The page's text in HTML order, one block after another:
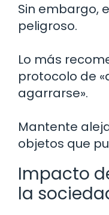
Sin embargo,
peligroso.
Lo más
protocolo de
agarrarse».
Mantente
objetos que
Impacto
la